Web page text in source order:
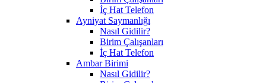
İç Hat Telefon
Ayniyat Saymanlığı
Nasıl Gidilir?
Birim Çalışanları
İç Hat Telefon
Ambar Birimi
Nasıl Gidilir?